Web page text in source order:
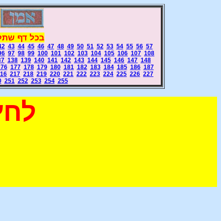
בכל דף
43 44 45 46 47 48 49 50 51 52 53 54 55 56 57
97 98 99 100 101 102 103 104 105 106 107 108
138 139 140 141 142 143 144 145 146 147 148
177 178 179 180 181 182 183 184 185 186 187
217 218 219 220 221 222 223 224 225 226 227
251 252 253 254 255